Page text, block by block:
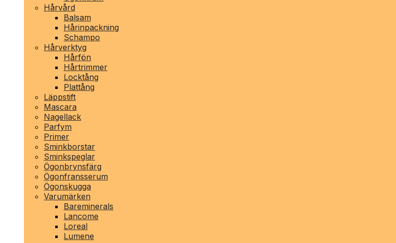
Hårvård
Balsam
Hårinpackning
Schampo
Hårverktyg
Hårfön
Hårtrimmer
Locktång
Plattång
Läppstift
Mascara
Nagellack
Parfym
Primer
Sminkborstar
Sminkspeglar
Ögonbrynsfärg
Ögonfransserum
Ögonskugga
Varumärken
Bareminerals
Lancome
Loreal
Lumene